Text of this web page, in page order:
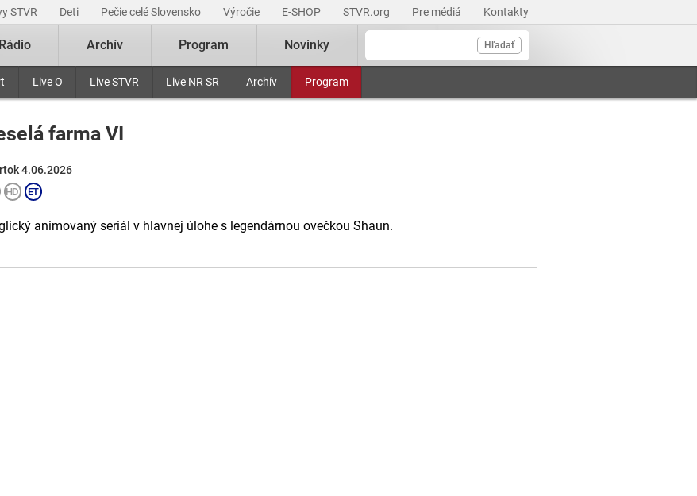
STVR Deti Pečie celé Slovensko Výročie E-SHOP STVR.org Pre médiá Kontakty
Hľadať
Live O Live STVR Live NR SR Archív Program
Rádio Archív Program Novinky
farma VI
4.06.2026
animovaný seriál v hlavnej úlohe s legendárnou ovečkou Shaun.